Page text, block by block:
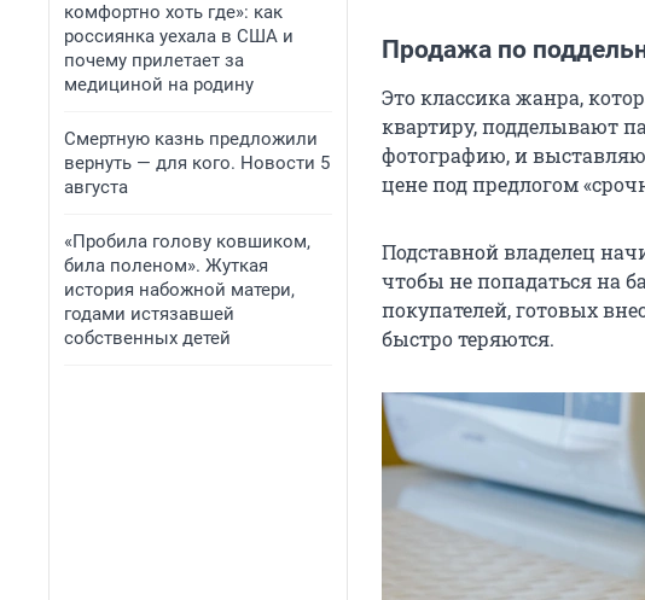
комфортно хоть где»: как
россиянка уехала в США и
почему прилетает за
медициной на родину
Смертную казнь предложили
вернуть — для кого. Новости 5
августа
«Пробила голову ковшиком,
била поленом». Жуткая
история набожной матери,
годами истязавшей
собственных детей
Продажа по
Это классика жанра,
квартиру, подделывают
фотографию, и
цене под предлогом
Подставной владелец
чтобы не попадаться на
покупателей, готовых
быстро теряются.